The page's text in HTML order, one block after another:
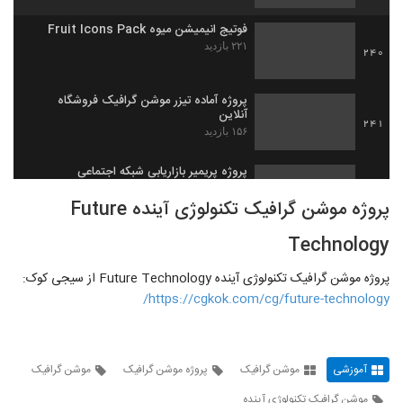
240
فوتیج انیمیشن میوه Fruit Icons Pack
۲۲۱ بازدید
241
پروژه آماده تیزر موشن گرافیک فروشگاه
آنلاین
۱۵۶ بازدید
پروژه پریمیر بازاریابی شبکه اجتماعی
۱۶۰ بازدید
پروژه موشن گرافیک تکنولوژی آینده Future
Technology
پروژه موشن گرافیک تکنولوژی آینده Future Technology از سیجی کوک:
https://cgkok.com/cg/future-technology/
آموزشی موشن گرافیک پروژه موشن گرافیک
موشن گرافیک